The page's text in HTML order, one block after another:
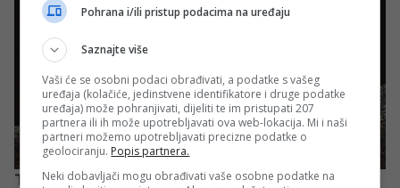
Pohrana i/ili pristup podacima na uređaju
Saznajte više
Vaši će se osobni podaci obrađivati, a podatke s vašeg
uređaja (kolačiće, jedinstvene identifikatore i druge podatke
uređaja) može pohranjivati, dijeliti te im pristupati 207
partnera ili ih može upotrebljavati ova web-lokacija. Mi i naši
partneri možemo upotrebljavati precizne podatke o
geolociranju. Popis partnera.
Neki dobavljači mogu obrađivati vaše osobne podatke na